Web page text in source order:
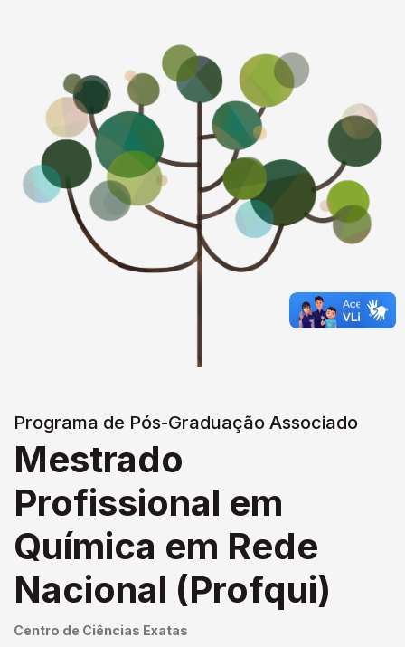
Programa de Pós-Graduação Associado
Mestrado
Profissional em
Química em Rede
Nacional (Profqui)
Centro de Ciências Exatas